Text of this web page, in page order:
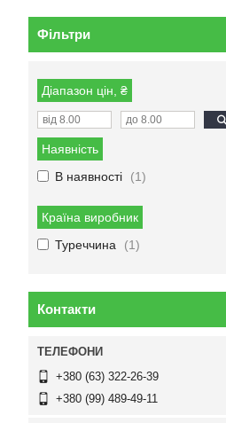
Фільтри
Діапазон цін, ₴
Наявність
В наявності
1
Країна виробник
Туреччина
1
Контакти
+380 (63) 322-26-39
+380 (99) 489-49-11